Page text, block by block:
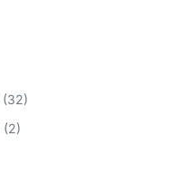
(32)
(2)